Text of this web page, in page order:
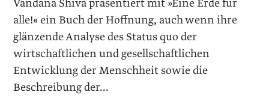
Vandana Shiva präsentiert mit »Eine Erde für
alle!« ein Buch der Hoffnung, auch wenn ihre
glänzende Analyse des Status quo der
wirtschaftlichen und gesellschaftlichen
Entwicklung der Menschheit sowie die
Beschreibung der...